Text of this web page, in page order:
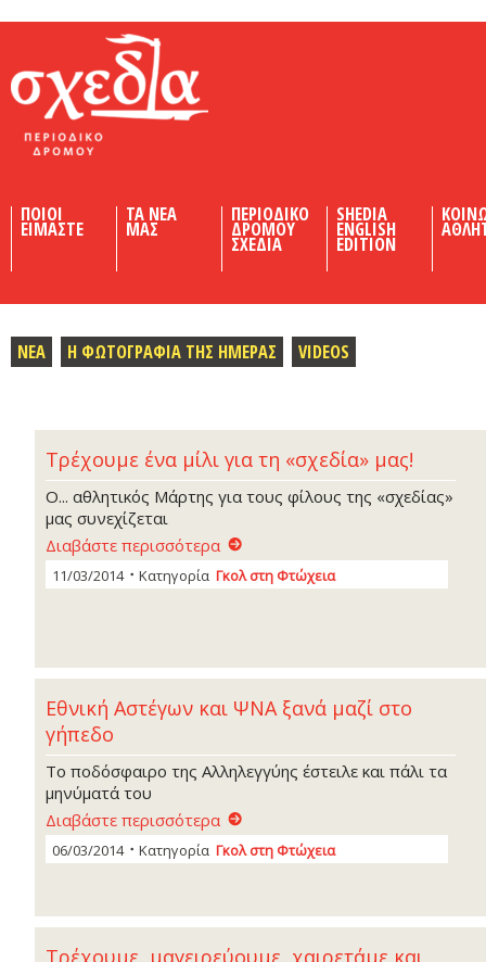
ΠΟΙΟΙ
ΕΙΜΑΣΤΕ
ΤΑ ΝΕΑ
ΜΑΣ
ΠΕΡΙΟΔΙΚΟ
ΔΡΟΜΟΥ
ΣΧΕΔΙΑ
SHEDIA
ENGLISH
EDITION
ΝΕΑ Η ΦΩΤΟΓΡΑΦΙΑ ΤΗΣ ΗΜΕΡΑΣ VIDEOS
Τρέχουμε ένα μίλι για τη «σχεδία» μας!
Ο... αθλητικός Μάρτης για τους φίλους της «σχεδίας»
μας συνεχίζεται
Διαβάστε περισσότερα
11/03/2014 Κατηγορία Γκoλ στη Φτώχεια
Εθνική Αστέγων και ΨΝΑ ξανά μαζί στο
γήπεδο
Το ποδόσφαιρο της Αλληλεγγύης έστειλε και πάλι τα
μηνύματά του
Διαβάστε περισσότερα
06/03/2014 Κατηγορία Γκoλ στη Φτώχεια
Τρέχουμε, μαγειρεύουμε, χαιρετάμε και